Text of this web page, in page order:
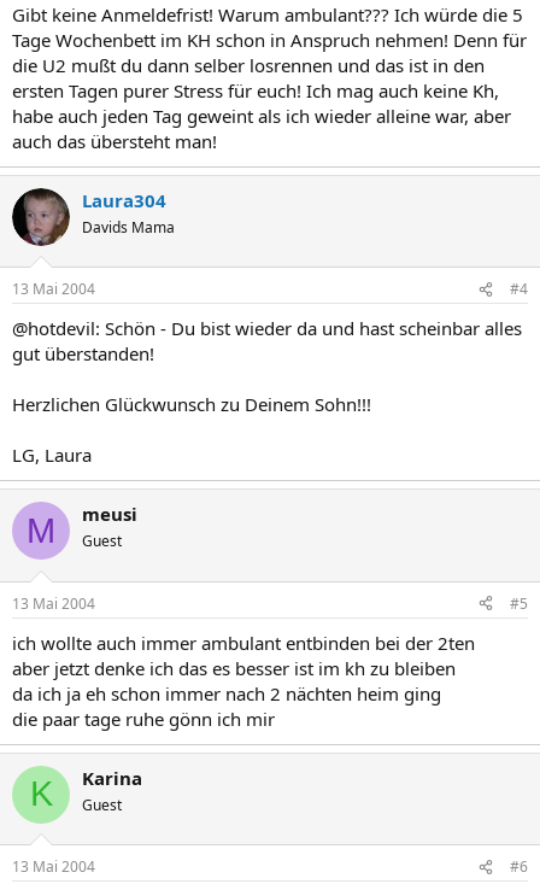
Gibt keine Anmeldefrist! Warum ambulant??? Ich würde die 5
Tage Wochenbett im KH schon in Anspruch nehmen! Denn für
die U2 mußt du dann selber losrennen und das ist in den
ersten Tagen purer Stress für euch! Ich mag auch keine Kh,
habe auch jeden Tag geweint als ich wieder alleine war, aber
auch das übersteht man!
Laura304
Davids Mama
13 Mai 2004 #4
@hotdevil: Schön - Du bist wieder da und hast scheinbar alles
gut überstanden!
Herzlichen Glückwunsch zu Deinem Sohn!!!
LG, Laura
M meusi
Guest
13 Mai 2004 #5
ich wollte auch immer ambulant entbinden bei der 2ten
aber jetzt denke ich das es besser ist im kh zu bleiben
da ich ja eh schon immer nach 2 nächten heim ging
die paar tage ruhe gönn ich mir
K Karina
Guest
13 Mai 2004 #6